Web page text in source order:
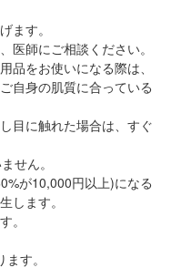
ます。
医師にご相談ください。
品をお使いになる際は、
自身の肌質に合っている
目に触れた場合は、すぐ
せん。
が10,000円以上)になる
します。
。
す。